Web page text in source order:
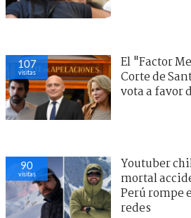
107
visitas
El "Factor
Corte de
vota a favor
90
visitas
Youtuber
mortal
Perú rompe
redes